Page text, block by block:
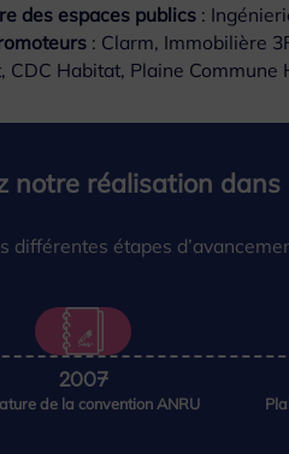
des espaces publics :
: Clarm, Immobilière
CDC Habitat, Plaine Commune
notre réalisation dans
différentes étapes
2007
de la convention ANRU